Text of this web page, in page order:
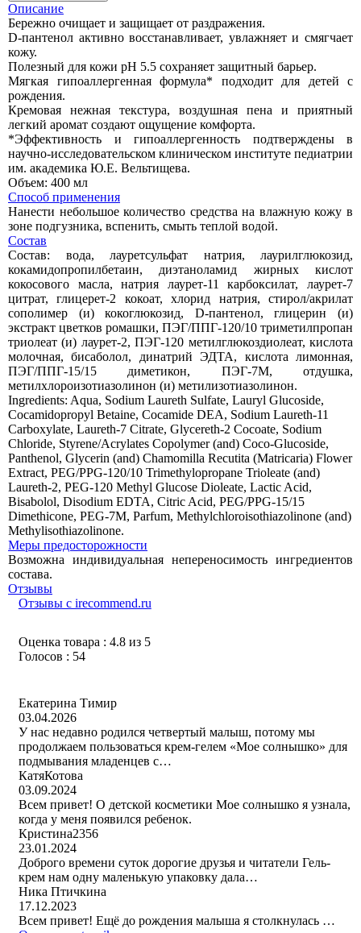
Описание
Бережно очищает и защищает от раздражения.
D-пантенол активно восстанавливает, увлажняет и смягчает
кожу.
Полезный для кожи рН 5.5 сохраняет защитный барьер.
Мягкая гипоаллергенная формула* подходит для детей с
рождения.
Кремовая нежная текстура, воздушная пена и приятный
легкий аромат создают ощущение комфорта.
*Эффективность и гипоаллергенность подтверждены в
научно-исследовательском клиническом институте педиатрии
им. академика Ю.Е. Вельтищева.
Объем: 400 мл
Способ применения
Нанести небольшое количество средства на влажную кожу в
зоне подгузника, вспенить, смыть теплой водой.
Состав
Состав: вода, лауретсульфат натрия, лаурилглюкозид,
кокамидопропилбетаин, диэтаноламид жирных кислот
кокосового масла, натрия лаурет-11 карбоксилат, лаурет-7
цитрат, глицерет-2 кокоат, хлорид натрия, стирол/акрилат
сополимер (и) кокоглюкозид, D-пантенол, глицерин (и)
экстракт цветков ромашки, ПЭГ/ППГ-120/10 триметилпропан
триолеат (и) лаурет-2, ПЭГ-120 метилглюкоздиолеат, кислота
молочная, бисаболол, динатрий ЭДТА, кислота лимонная,
ПЭГ/ППГ-15/15 диметикон, ПЭГ-7М, отдушка,
метилхлороизотиазолинон (и) метилизотиазолинон.
Ingredients: Aqua, Sodium Laureth Sulfate, Lauryl Glucoside,
Cocamidopropyl Betaine, Сocamide DEA, Sodium Laureth-11
Carboxylate, Laureth-7 Citrate, Glycereth-2 Cocoate, Sodium
Chloride, Styrene/Acrylates Copolymer (and) Coco-Glucoside,
Panthenol, Glycerin (and) Chamomilla Recutita (Matricaria) Flower
Extract, PEG/PPG-120/10 Trimethylopropane Trioleate (and)
Laureth-2, PEG-120 Methyl Glucose Dioleate, Lactic Acid,
Bisabolol, Disodium EDTA, Сitric Acid, PEG/PPG-15/15
Dimethicone, PEG-7M, Parfum, Methylchloroisothiazolinone (and)
Methylisothiazolinone.
Меры предосторожности
Возможна индивидуальная непереносимость ингредиентов
состава.
Отзывы
Отзывы с irecommend.ru
Оценка товара : 4.8 из 5
Голосов : 54
Екатерина Тимир
03.04.2026
У нас недавно родился четвертый малыш, потому мы
продолжаем пользоваться крем-гелем «Мое солнышко» для
подмывания младенцев с…
КатяКотова
03.09.2024
Всем привет! О детской косметики Мое солнышко я узнала,
когда у меня появился ребенок.
Кристина2356
23.01.2024
Доброго времени суток дорогие друзья и читатели Гель-
крем нам одну маленькую упаковку дала…
Ника Птичкина
17.12.2023
Всем привет! Ещё до рождения малыша я столкнулась …